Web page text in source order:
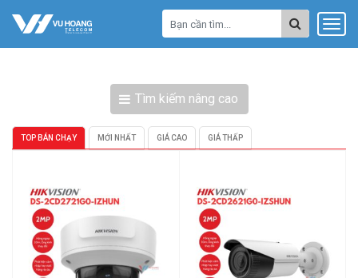
Tìm kiếm nâng cao
TOP BÁN CHẠY MỚI NHẤT GIÁ CAO GIÁ THẤP